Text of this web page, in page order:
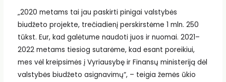
„2020 metams tai jau paskirti pinigai valstybės
biudžeto projekte, trečiadienį perskirstėme 1 mln. 250
tūkst. Eur, kad galėtume naudoti juos ir nuomai. 2021–
2022 metams tiesiog sutarėme, kad esant poreikiui,
mes vėl kreipsimės į Vyriausybę ir Finansų ministeriją dėl
valstybės biudžeto asignavimų“, – teigia žemės ūkio